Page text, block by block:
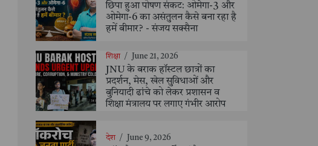
छिपा हुआ पोषण संकट: ओमेगा-3 और
ओमेगा-6 का असंतुलन कैसे बना रहा है
हमें बीमार? - संजय सक्सैना
शिक्षा / June 21, 2026
JNU के बराक हॉस्टल छात्रों का
प्रदर्शन, मेस, खेल सुविधाओं और
बुनियादी ढांचे को लेकर प्रशासन व
शिक्षा मंत्रालय पर लगाए गंभीर आरोप
देश / June 9, 2026